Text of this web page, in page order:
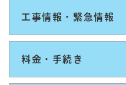
工事情報・緊急情報
料金・手続き